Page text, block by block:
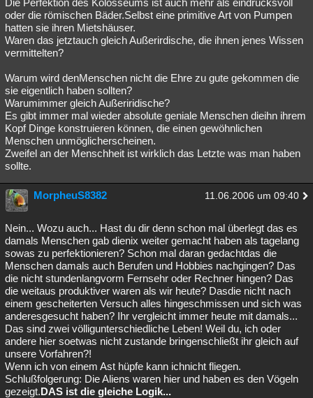
oder die römischen Bäder.Selbst eine primitive Art von Pumpen
hatten sie ihren Mietshäuser.
Waren das jetztauch gleich Außerirdische, die ihnen jenes Wissen
vermittelten?
Warum wird denMenschen nicht die Ehre zu gute gekommen die
sie eigentlich haben sollten?
Warumimmer gleich Außeriridische?
Es gibt immer mal wieder absolute geniale Menschen dieihn ihrem
Kopf Dinge konstruieren können, die einen gewöhnlichen
Menschen unmöglicherscheinen.
Zweifel an der Menschheit ist wirklich das Letzte was man haben
sollte.
MorpheuS8382 11.06.2006 um 09:40
Nein... Wozu auch... Hast du dir denn schon mal überlegt das es
damals Menschen gab dienix weiter gemacht haben als tagelang
sowas zu perfektionieren? Schon mal daran gedachtdas die
Menschen damals auch Berufen und Hobbies nachgingen? Das
die nicht stundenlangvorm Fernsehr oder Rechner hingen? Das
die weitaus produktiver waren als wir heute? Dasdie nicht nach
einem gescheiterten Versuch alles hingeschmissen und sich was
anderesgesucht haben? Ihr vergleicht immer heute mit damals...
Das sind zwei völligunterschiedliche Leben! Weil du, ich oder
andere hier soetwas nicht zustande bringenschließt ihr gleich auf
unsere Vorfahren?!
Wenn ich von einem Ast hüpfe kann ichnicht fliegen.
Schlußfolgerung: Die Aliens waren hier und haben es den Vögeln
gezeigt.DAS ist die gleiche Logik...